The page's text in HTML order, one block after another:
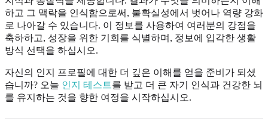
하고 그 맥락을 인식함으로써, 불확실성에서 벗어나 역량 강화
로 나아갈 수 있습니다. 이 정보를 사용하여 여러분의 강점을
축하하고, 성장을 위한 기회를 식별하며, 정보에 입각한 생활
방식 선택을 하십시오.
자신의 인지 프로필에 대한 더 깊은 이해를 얻을 준비가 되셨
습니까? 오늘 인지 테스트를 받고 더 큰 자기 인식과 건강한 뇌
를 유지하는 것을 향한 여정을 시작하십시오.